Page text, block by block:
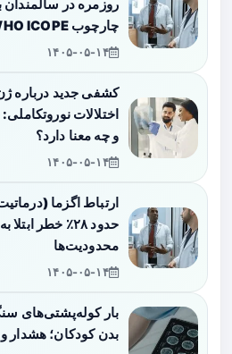
روزمره در سالمندان
چارچوب WHO ICOPE
۱۴۰۵-۰۵-۱۴
اختلالات
و چه معنا دارد؟
۱۴۰۵-۰۵-۱۴
ارتباط اگزما
حدود ۲۸٪ خطر
محدودیت‌ها
۱۴۰۵-۰۵-۱۴
بار کوله‌پشتی‌های
بدن کودکان؛ هشدار و